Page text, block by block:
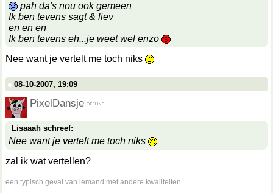
pah da's nou ook gemeen
Ik ben tevens sagt & liev
en en en
Ik ben tevens eh...je weet wel enzo
Nee want je vertelt me toch niks
08-10-2007, 19:09
PixelDansje
Lisaaah schreef:
Nee want je vertelt me toch niks
zal ik wat vertellen?
een typisch geval van iemand met andere kwaliteiten